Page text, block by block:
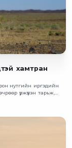
хамтран
нутгийн иргэдийн
үржүүлэн тарьж,